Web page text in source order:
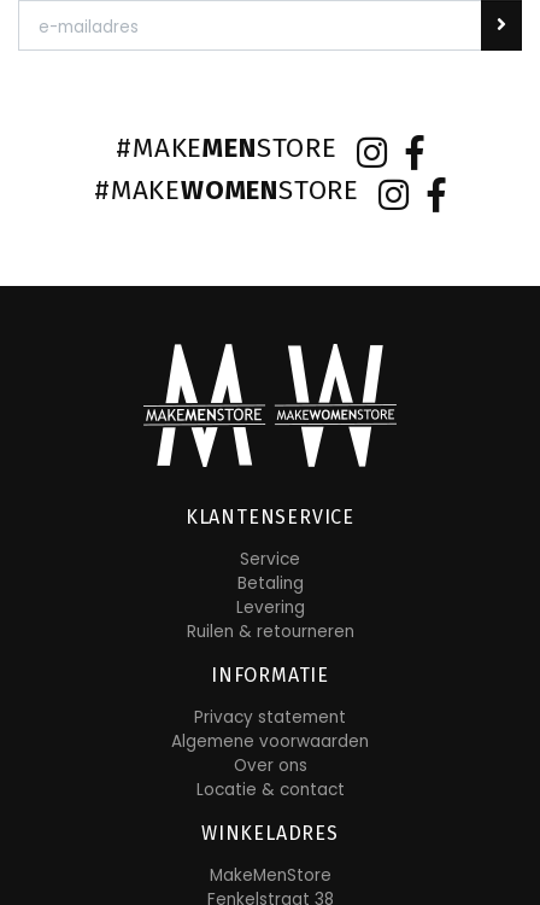
#MAKEMENSTORE
#MAKEWOMENSTORE
KLANTENSERVICE
Service
Betaling
Levering
Ruilen & retourneren
INFORMATIE
Privacy statement
Algemene voorwaarden
Over ons
Locatie & contact
WINKELADRES
MakeMenStore
Fenkelstraat 38